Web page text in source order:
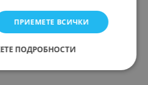
ПРИЕМЕТЕ ВСИЧКИ
ПОДРОБНОСТИ